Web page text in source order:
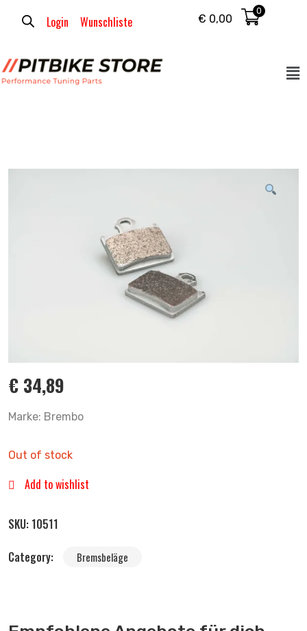
Login Wunschliste € 0,00
0
€ 34,89
Marke: Brembo
Out of stock
Add to wishlist
SKU: 10511
Category:
Bremsbeläge